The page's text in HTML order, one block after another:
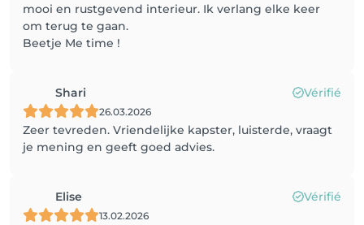
mooi en rustgevend interieur. Ik verlang elke keer
om terug te gaan.
Beetje Me time !
Shari Vérifié
26.03.2026
Zeer tevreden. Vriendelijke kapster, luisterde, vraagt
je mening en geeft goed advies.
Elise Vérifié
13.02.2026